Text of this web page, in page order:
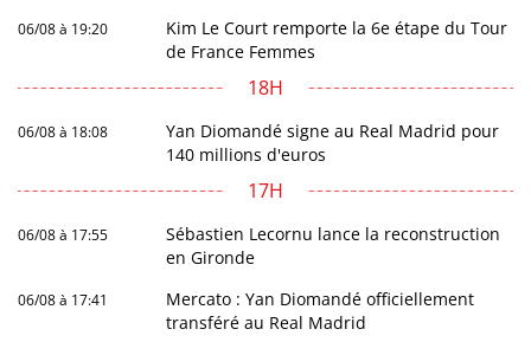
06/08 à 19:20
Kim Le Court remporte la 6e étape du Tour
de France Femmes
18H
06/08 à 18:08
Yan Diomandé signe au Real Madrid pour
140 millions d'euros
17H
06/08 à 17:55
Sébastien Lecornu lance la reconstruction
en Gironde
06/08 à 17:41
Mercato : Yan Diomandé officiellement
transféré au Real Madrid